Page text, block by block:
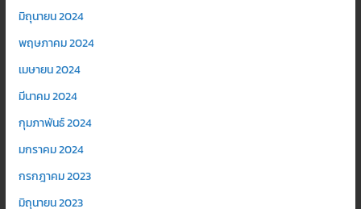
มิถุนายน 2024
พฤษภาคม 2024
เมษายน 2024
มีนาคม 2024
กุมภาพันธ์ 2024
มกราคม 2024
กรกฎาคม 2023
มิถุนายน 2023